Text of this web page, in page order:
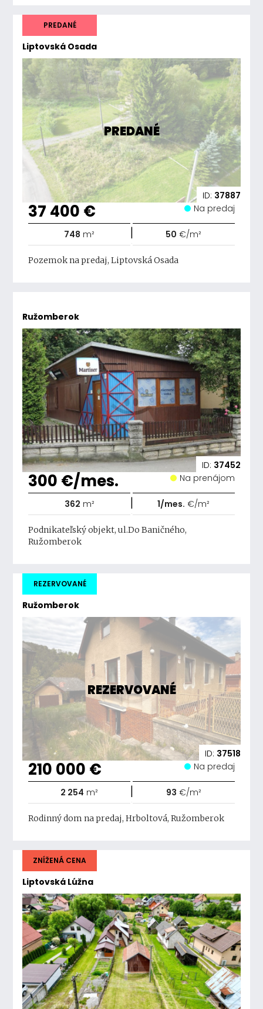
Liptovská Osada
PREDANÉ
PREDANÉ
ID: 37887
37 400 € Na predaj
748 m² | 50 €/m²
Pozemok na predaj, Liptovská Osada
Ružomberok
ID: 37452
300 €/mes. Na prenájom
362 m² | 1/mes. €/m²
Podnikateľský objekt, ul.Do Baničného,
Ružomberok
Ružomberok
REZERVOVANÉ
REZERVOVANÉ
ID: 37518
210 000 € Na predaj
2 254 m² | 93 €/m²
Rodinný dom na predaj, Hrboltová, Ružomberok
Liptovská Lúžna
ZNÍŽENÁ CENA